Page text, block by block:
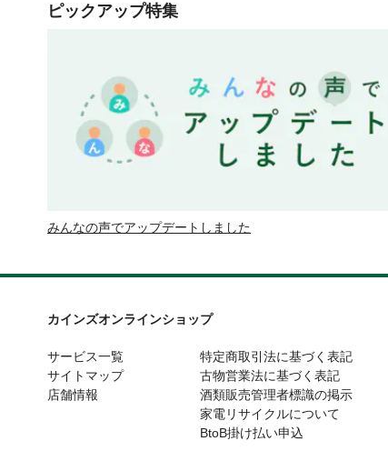
ピックアップ特集
みんなの声でアップデートしました
カインズオンラインショップ
サービス一覧
サイトマップ
店舗情報
特定商取引法に基づく表記
古物営業法に基づく表記
酒類販売管理者標識の掲示
家電リサイクルについて
BtoB掛け払い申込